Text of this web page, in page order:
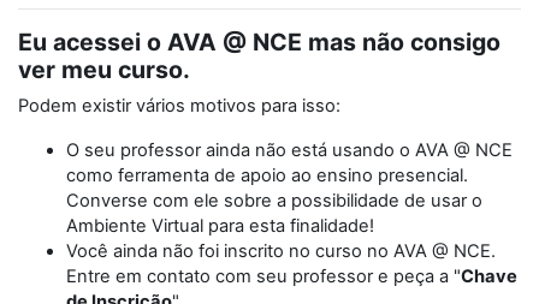
Eu acessei o AVA @ NCE mas não consigo
ver meu curso.
Podem existir vários motivos para isso:
O seu professor ainda não está usando o AVA @ NCE
como ferramenta de apoio ao ensino presencial.
Converse com ele sobre a possibilidade de usar o
Ambiente Virtual para esta finalidade!
Você ainda não foi inscrito no curso no AVA @ NCE.
Entre em contato com seu professor e peça a "Chave